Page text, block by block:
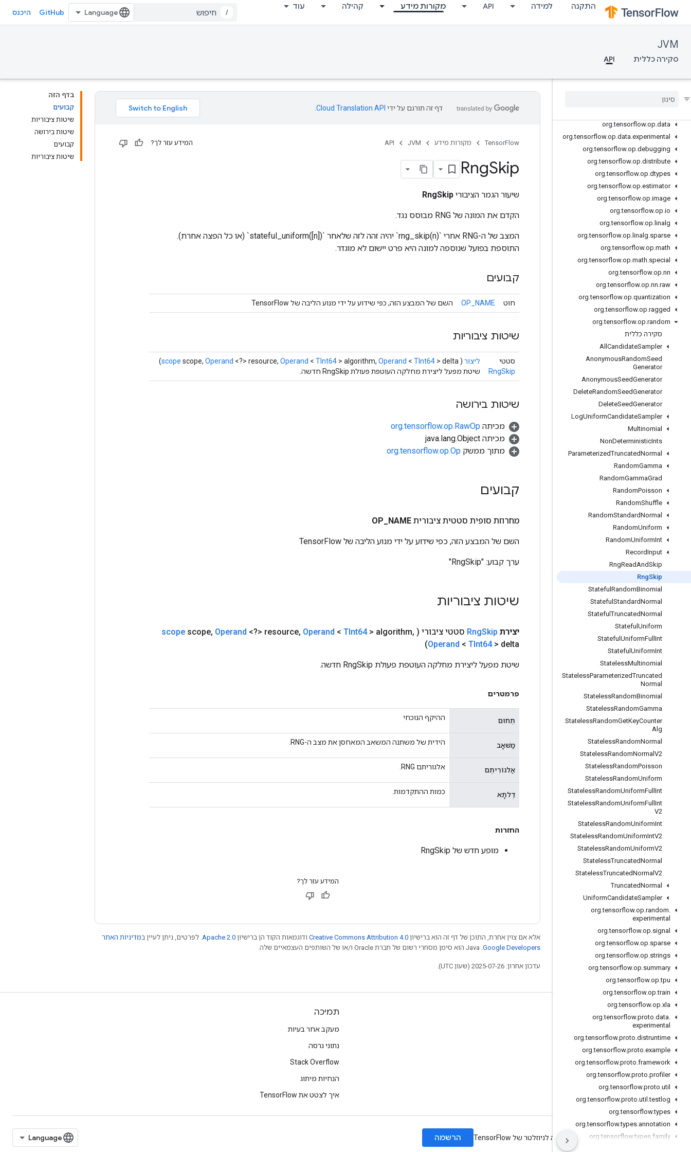
התקנה למידה API מקורות מידע קהילה עוד
/
GitHub היכנס
JVM
סקירה כללית API
org.tensorflow.ndarray.impl.sequence
org.tensorflow.ndarray.index
org.tensorflow.op.annotation
org.tensorflow.op.audio
collective
org.tensorflow.op.data
org.tensorflow.op.data.experimental
org.tensorflow.op.debugging
org.tensorflow.op.distribute
org.tensorflow.op.dtypes
org.tensorflow.op.estimator
org.tensorflow.op.image
org.tensorflow.op.io
org.tensorflow.op. linalg
org.tensorflow.op. linalg.sparse
org.tensorflow.op.math
org.tensorflow.op.math.special
org.tensorflow.op.nn
org.tensorflow.op.nn.raw
org.tensorflow.op.quantization
org.tensorflow.op.ragged
org.tensorflow.op.random
סקירה כללית
All CandidateSampler
AnonymousRandomSeed
Generator
AnonymousSeedGenerator
DeleteRandomSeedGenerator
DeleteSeedGenerator
LogUniformCandidateSampler
Multinomial
NonDeterministicInts
ParameterizedTruncatedNormal
RandomGamma
RandomGammaGrad
RandomPoisson
RandomShuffle
RandomStandardNormal
RandomUniform
RandomUniformInt
RecordInput
RngReadAndSkip
RngSkip
Stateful RandomBinomial
Stateful StandardNormal
StatefulTruncatedNormal
Stateful Uniform
Stateful UniformFull Int
Stateful UniformInt
StatelessMultinomial
StatelessParameterizedTruncated
Normal
StatelessRandomBinomial
StatelessRandomGamma
StatelessRandomGetKeyCounter
Alg
StatelessRandomNormal
StatelessRandomNormal V2
StatelessRandomPoisson
StatelessRandomUniform
StatelessRandomUniformFull Int
StatelessRandomUniformFull Int
V2
StatelessRandomUniformInt
StatelessRandomUniformIntV2
StatelessRandomUniformV2
StatelessTruncatedNormal
StatelessTruncatedNormal V2
TruncatedNormal
UniformCandidateSampler
org.tensorflow.op.random.
experimental
org.tensorflow.op.signal
org.tensorflow.op.sparse
org.tensorflow.op.strings
org.tensorflow.op.summary
org.tensorflow.op.tpu
org.tensorflow.op.train
org.tensorflow.op.xla
org.tensorflow.proto.data.
experimental
org.tensorflow.proto.distruntime
org.tensorflow.proto.example
org.tensorflow.proto.framework
org.tensorflow.proto.profiler
org.tensorflow.proto.util
org.tensorflow.proto.util .testlog
org.tensorflow.types
org.tensorflow.types.annotation
org.tensorflow.types.family
בדף הזה
קבועים
שיטות ציבוריות
שיטות בירושה
קבועים
שיטות ציבוריות
דף זה תורגם על ידי Cloud Translation API
TensorFlow מקורות מידע JVM
API המידע עזר לך?
RngSkip
שיעור הגמר הציבורי RngSkip
הקדם את המונה של RNG מבוסס נגד.
המצב של ה-RNG אחרי `rng_skip(n)` יהיה זהה לזה שלאחר `stateful_uniform([n])` (או כל הפצה אחרת).
התוספת בפועל שנוספה למונה היא פרט יישום לא מוגדר.
קבועים
חוּט OP_NAME השם של המבצע הזה, כפי שידוע על ידי מנוע הליבה של TensorFlow
שיטות ציבוריות
סטטי
RngSkip
ליצור (
scope scope, Operand <?> resource, Operand < TInt64 > algorithm, Operand < TInt64 > delta)
שיטת מפעל ליצירת מחלקה העוטפת פעולת RngSkip חדשה.
שיטות בירושה
מכיתה org.tensorflow.op.RawOp
מכיתה java.lang.Object
מתוך ממשק org.tensorflow.op.Op
קבועים
מחרוזת סופית סטטית ציבורית OP NAME
השם של המבצע הזה, כפי שידוע על ידי מנוע הליבה של TensorFlow
ערך קבוע: "RngSkip"
שיטות ציבוריות
יצירת RngSkip סטטי ציבורי (
scope scope, Operand <?> resource, Operand < TInt64> algorithm,
Operand < TInt64> delta)
שיטת מפעל ליצירת מחלקה העוטפת פעולת RngSkip חדשה.
פרמטרים
תְחוּם ההיקף הנוכחי
מַשׁאָב הידית של משתנה המשאב המאחסן את מצב ה-RNG.
אַלגוֹרִיתְם אלגוריתם RNG.
דֶלתָא כמות ההתקדמות.
החזרות
מופע חדש של RngSkip
המידע עזר לך?
אלא אם צוין אחרת, התוכן של דף זה הוא ברישיון Creative Commons Attribution 4.0 ודוגמאות הקוד הן ברישיון Apache 2.0 . לפרטים, ניתן לעיין במדיניות האתר
Google Developers‏
עדכון אחרון: 2025-07-26 (שעון UTC).
לא להתנתק
בלוג
פורום
GitHub
Twitter
YouTube
תמיכה
מעקב אחר בעיות
נתוני גרסה
Stack Overflow
הנחיות מיתוג
איך לצטט את TensorFlow
תנאים פרטיות Manage cookies הרשמה לניוזלטר של TensorFlow הרשמה